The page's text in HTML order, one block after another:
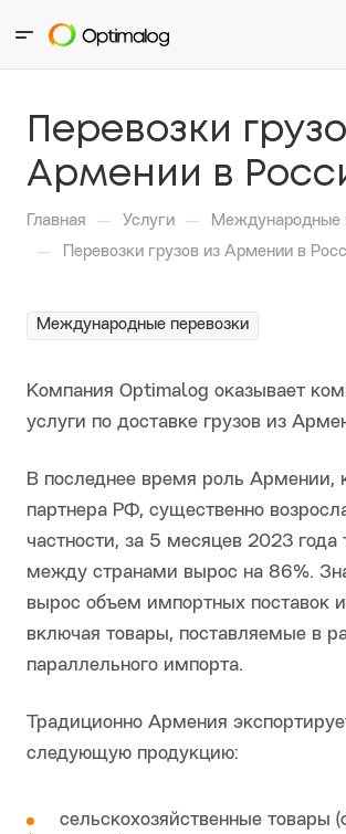
Перевозки
Армении в
Главная — Услуги — Международные
— Перевозки грузов из Армении в
Международные перевозки
Компания Optimalog оказывает
услуги по доставке грузов из
В последнее время роль Армении,
партнера РФ, существенно
частности, за 5 месяцев 2023 года
между странами вырос на 86%.
вырос объем импортных поставок
включая товары, поставляемые в
параллельного импорта.
Традиционно Армения
следующую продукцию:
сельскохозяйственные товары